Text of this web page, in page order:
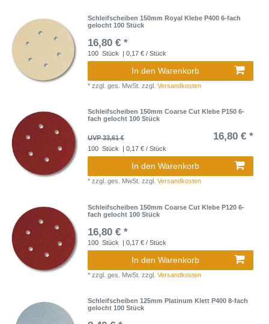
Schleifscheiben 150mm Royal Klebe P400 6-fach
gelocht 100 Stück
16,80 € *
100 Stück | 0,17 € / Stück
In den Warenkorb
* zzgl. ges. MwSt. zzgl. Versandkosten
Schleifscheiben 150mm Coarse Cut Klebe P150 6-
fach gelocht 100 Stück
UVP 33,61 € 16,80 € *
100 Stück | 0,17 € / Stück
In den Warenkorb
* zzgl. ges. MwSt. zzgl. Versandkosten
Schleifscheiben 150mm Coarse Cut Klebe P120 6-
fach gelocht 100 Stück
16,80 € *
100 Stück | 0,17 € / Stück
In den Warenkorb
* zzgl. ges. MwSt. zzgl. Versandkosten
Schleifscheiben 125mm Platinum Klett P400 8-fach
gelocht 100 Stück